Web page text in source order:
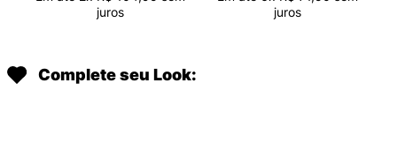
juros
juros
Complete seu Look: